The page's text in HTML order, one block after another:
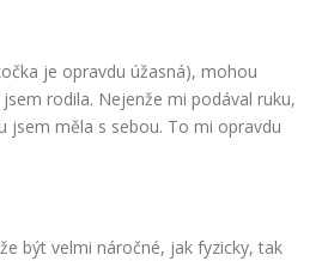
je opravdu úžasná), mohou
rodila. Nejenže mi podával ruku,
jsem měla s sebou. To mi opravdu
být velmi náročné, jak fyzicky, tak